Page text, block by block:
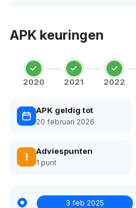
APK keuringen
2020 2021 2022
APK geldig tot
20 februari 2026
! Adviespunten
1 punt
3 feb 2025